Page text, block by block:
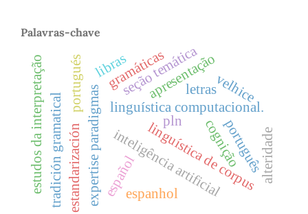
Palavras-chave
linguística de corpus
linguística computacional.
inteligência artificial
letras
apresentação
seção temática
cognição
expertise paradigmas
estandarización
gramáticas
tradición gramatical
portugués
español
português
espanhol
estudos da interpretação libras
pln
velhice
alteridade